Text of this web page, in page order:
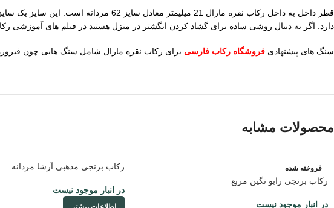
قطر داخل به داخل رکاب نقره مارال 21
دارد. اگر به دنبال روشی ساده برای گشاد کردن انگشتر در منزل هستید در فیلم های آموزشی
سنگ های پیشنهادی فروشگاه رکاب فارسی برای رکاب نقره مارال شامل سنگ هایی چون فیروزه،
محصولات مشابه
فروخته شده
رکاب برنجی رابو نگین مربع
در انبار موجود نیست
رکاب برنجی مذهبی آرشا مردانه
در انبار موجود نیست